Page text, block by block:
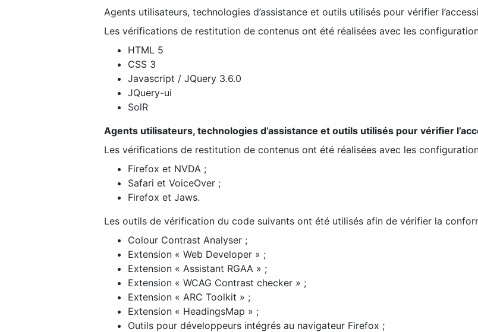
Agents utilisateurs, technologies d’assistance et outils utilisés pour vérifier
Les vérifications de restitution de contenus ont été réalisées avec les
HTML 5
CSS 3
Javascript / JQuery 3.6.0
JQuery-ui
SolR
Agents utilisateurs, technologies d’assistance et outils utilisés pour vérifier
Les vérifications de restitution de contenus ont été réalisées avec les
Firefox et NVDA ;
Safari et VoiceOver ;
Firefox et Jaws.
Les outils de vérification du code suivants ont été utilisés afin de vérifier la
Colour Contrast Analyser ;
Extension « Web Developer » ;
Extension « Assistant RGAA » ;
Extension « WCAG Contrast checker » ;
Extension « ARC Toolkit » ;
Extension « HeadingsMap » ;
Outils pour développeurs intégrés au navigateur Firefox ;